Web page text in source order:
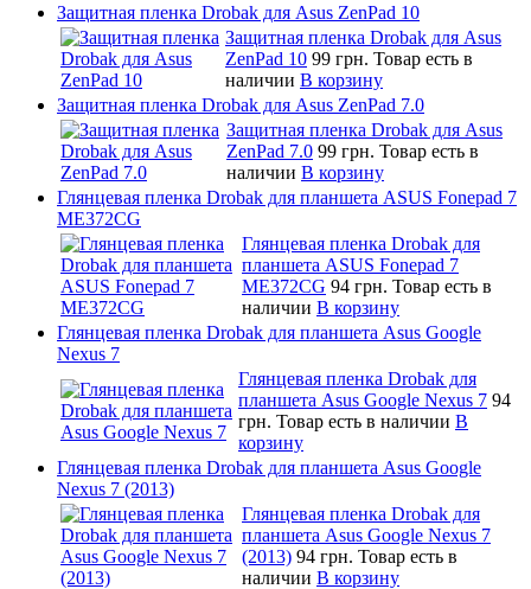
Защитная пленка Drobak для Asus ZenPad 10
Защитная пленка Drobak для Asus
ZenPad 10 99 грн. Товар есть в
наличии В корзину
Защитная пленка Drobak для Asus ZenPad 7.0
Защитная пленка Drobak для Asus
ZenPad 7.0 99 грн. Товар есть в
наличии В корзину
Глянцевая пленка Drobak для планшета ASUS Fonepad 7
ME372CG
Глянцевая пленка Drobak для
планшета ASUS Fonepad 7
ME372CG 94 грн. Товар есть в
наличии В корзину
Глянцевая пленка Drobak для планшета Asus Google
Nexus 7
Глянцевая пленка Drobak для
планшета Asus Google Nexus 7 94
грн. Товар есть в наличии В
корзину
Глянцевая пленка Drobak для планшета Asus Google
Nexus 7 (2013)
Глянцевая пленка Drobak для
планшета Asus Google Nexus 7
(2013) 94 грн. Товар есть в
наличии В корзину